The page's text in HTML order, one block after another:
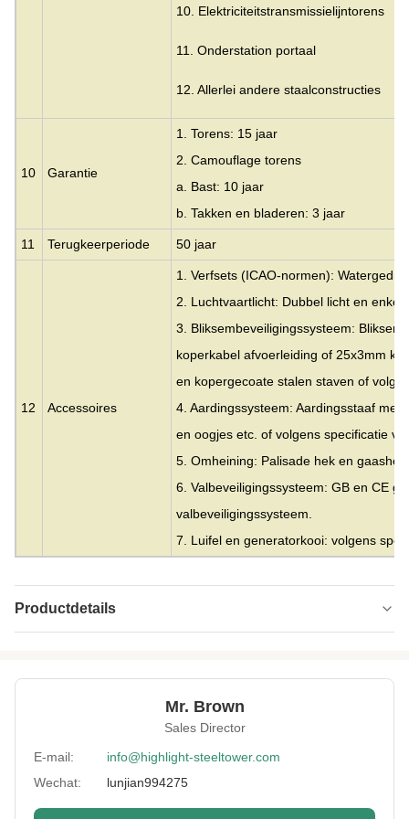
10. Elektriciteitstransmissielijntorens
11. Onderstation portaal
12. Allerlei andere staalconstructies
10 Garantie
1. Torens: 15 jaar
2. Camouflage torens
a. Bast: 10 jaar
b. Takken en bladeren: 3 jaar
11 Terugkeerperiode 50 jaar
12 Accessoires
1. Verfsets (ICAO-normen):
2. Luchtvaartlicht: Dubbel licht en enkel
3. Bliksembeveiligingssysteem:
koperkabel afvoerleiding of 25x3mm
en kopergecoate stalen staven of
4. Aardingssysteem: Aardingsstaaf met
en oogjes etc. of volgens specificatie
5. Omheining: Palisade hek en
6. Valbeveiligingssysteem: GB en CE
valbeveiligingssysteem.
7. Luifel en generatorkooi: volgens
Productdetails
Height: 0-300m
enkele monopool
Certification: SGS, CE, ISO
Warranty: 15 jaar
Mr. Brown
Sales Director
E-mail:
info@highlight-steeltower.com
Wechat:
lunjian994275